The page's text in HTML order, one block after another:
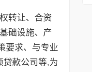
转让、合资
础设施、产
要求、与专业
贷款公司等,为